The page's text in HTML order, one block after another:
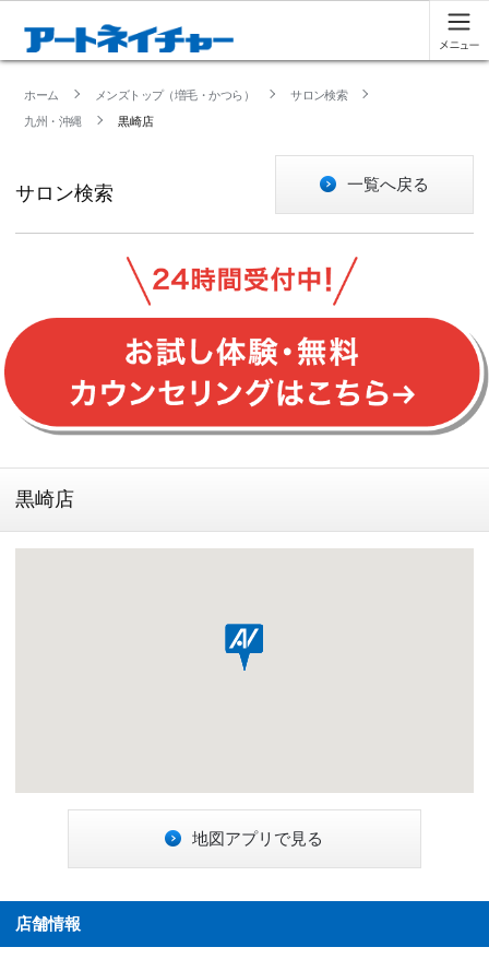
ホーム メンズトップ（増毛・かつら）
サロン検索
九州・沖縄
黒崎店
サロン検索 一覧へ戻る
黒崎店
地図アプリで見る
店舗情報